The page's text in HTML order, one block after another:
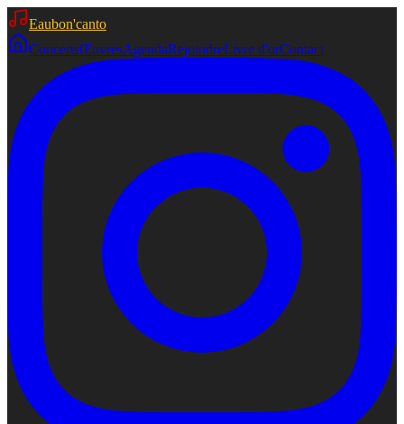
Eaubon'canto
ConcertsŒuvresAgendaRejoindreLivre d'orContact